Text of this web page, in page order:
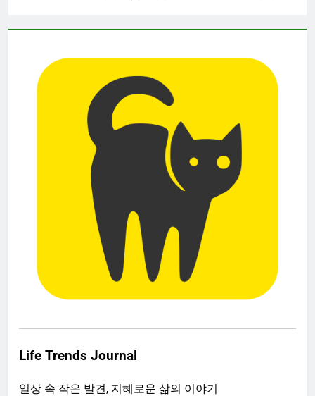
Life Trends Journal
일상 속 작은 발견, 지혜로운 삶의 이야기